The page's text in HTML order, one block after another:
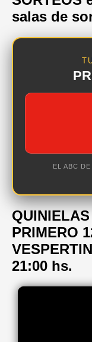
salas de
EL ABC
PRIMERO
21:00 hs.